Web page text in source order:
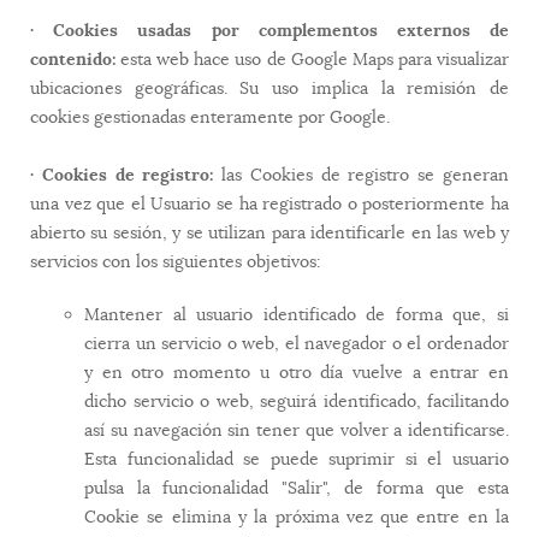
· Cookies usadas por complementos externos de
contenido: esta web hace uso de Google Maps para visualizar
ubicaciones geográficas. Su uso implica la remisión de
cookies gestionadas enteramente por Google.
· Cookies de registro: las Cookies de registro se generan
una vez que el Usuario se ha registrado o posteriormente ha
abierto su sesión, y se utilizan para identificarle en las web y
servicios con los siguientes objetivos:
Mantener al usuario identificado de forma que, si
cierra un servicio o web, el navegador o el ordenador
y en otro momento u otro día vuelve a entrar en
dicho servicio o web, seguirá identificado, facilitando
así su navegación sin tener que volver a identificarse.
Esta funcionalidad se puede suprimir si el usuario
pulsa la funcionalidad "Salir", de forma que esta
Cookie se elimina y la próxima vez que entre en la